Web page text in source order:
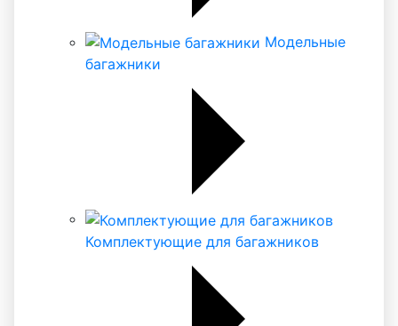
Модельные
багажники
Комплектующие для багажников